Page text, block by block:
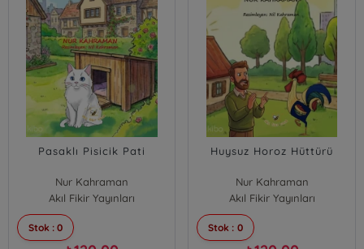
Pasaklı Pisicik Pati
Nur Kahraman
Akıl Fikir Yayınları
Stok : 0
Huysuz Horoz Hüttürü
Nur Kahraman
Akıl Fikir Yayınları
Stok : 0